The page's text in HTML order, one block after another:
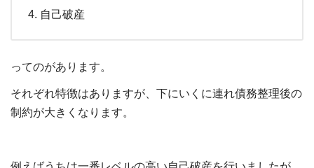
自己破産
ってのがあります。
それぞれ特徴はありますが、下にいくに連れ債務整理後の
制約が大きくなります。